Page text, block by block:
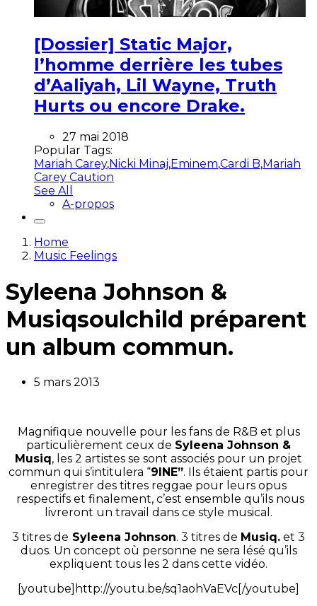
[Dossier] Static Major,
l’homme derrière les tubes
d’Aaliyah, Lil Wayne, Truth
Hurts ou encore Drake.
27 mai 2018
Popular Tags:
Mariah Carey,Nicki Minaj,Eminem,Cardi B,Mariah
Carey Caution
See All
A-propos
Home
Music Feelings
Syleena Johnson &
Musiqsoulchild préparent
un album commun.
5 mars 2013
Magnifique nouvelle pour les fans de R&B et plus
particulièrement ceux de Syleena Johnson &
Musiq, les 2 artistes se sont associés pour un projet
commun qui s’intitulera “9INE”. Ils étaient partis pour
enregistrer des titres reggae pour leurs opus
respectifs et finalement, c’est ensemble qu’ils nous
livreront un travail dans ce style musical.
3 titres de Syleena Johnson. 3 titres de Musiq. et 3
duos. Un concept où personne ne sera lésé qu’ils
expliquent tous les 2 dans cette vidéo.
[youtube]http://youtu.be/sq1aohVaEVc[/youtube]